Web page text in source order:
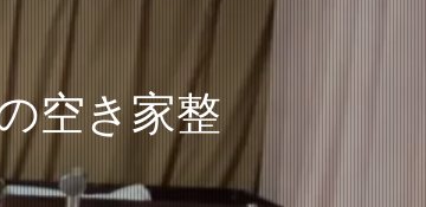
空き家整